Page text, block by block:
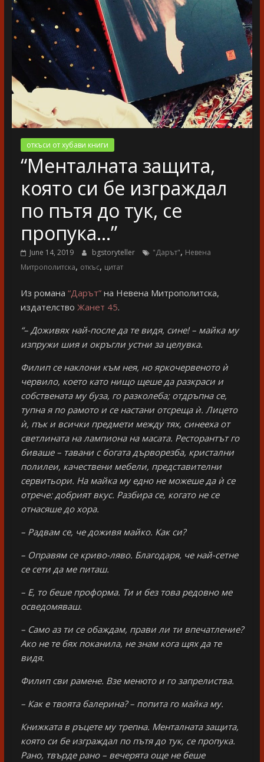
разказ
откъси от хубави книги
“Менталната защита,
която си бе изграждал
по пътя до тук, се
пропука…”
June 14, 2019 bgstoryteller "Дарът", Невена
Митрополитска, откъс, цитат
Из романа “Дарът”на Невена Митрополитска,
издателство Жанет 45.
“– Доживях най-после да те видя, сине! – майка му
изпружи шия и окръгли устни за целувка.
Филип се наклони към нея, но яркочервеното ѝ
червило, което като нищо щеше да разкраси и
собствената му буза, го разколеба; отдръпна се,
тупна я по рамото и се настани отсреща ѝ. Лицето
ѝ, пък и всички предмети между тях, синееха от
светлината на лампиона на масата. Ресторантът го
биваше – тавани с богата дърворезба, кристални
полилеи, качествени мебели, представителни
сервитьори. На майка му едно не можеше да ѝ се
отрече: добрият вкус. Разбира се, когато не се
отнасяше до хора.
– Радвам се, че доживя майко. Как си?
– Оправям се криво-ляво. Благодаря, че най-сетне
се сети да ме питаш.
– Е, то беше проформа. Ти и без това редовно ме
осведомяваш.
– Само аз ти се обаждам, прави ли ти впечатление?
Ако не те бях поканила, не знам кога щях да те
видя.
Филип сви рамене. Взе менюто и го запрелиства.
– Как е твоята балерина? – попита го майка му.
Книжката в ръцете му трепна. Менталната защита,
която си бе изграждал по пътя до тук, се пропука.
Рано, твърде рано – вечерята още не беше